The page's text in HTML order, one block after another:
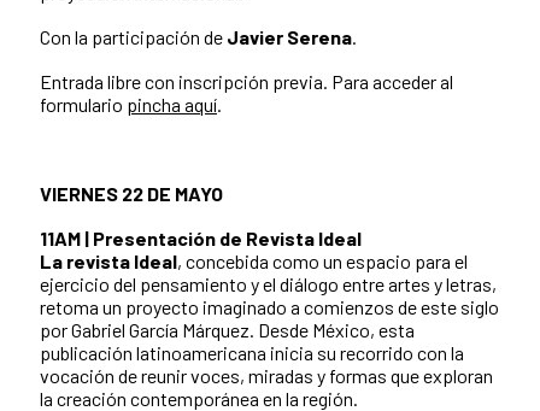
Con la participación de Javier Serena.
Entrada libre con inscripción previa. Para acceder al
formulario pincha aquí.
VIERNES 22 DE MAYO
11AM | Presentación de Revista Ideal
La revista Ideal, concebida como un espacio para el
ejercicio del pensamiento y el diálogo entre artes y letras,
retoma un proyecto imaginado a comienzos de este siglo
por Gabriel García Márquez. Desde México, esta
publicación latinoamericana inicia su recorrido con la
vocación de reunir voces, miradas y formas que exploran
la creación contemporánea en la región.